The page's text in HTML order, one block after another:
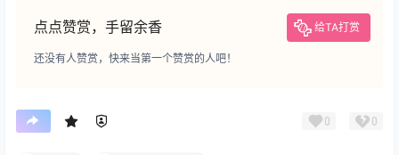
点点赞赏，手留余香 给TA打赏
还没有人赞赏，快来当第一个赞赏的人吧！
0 0